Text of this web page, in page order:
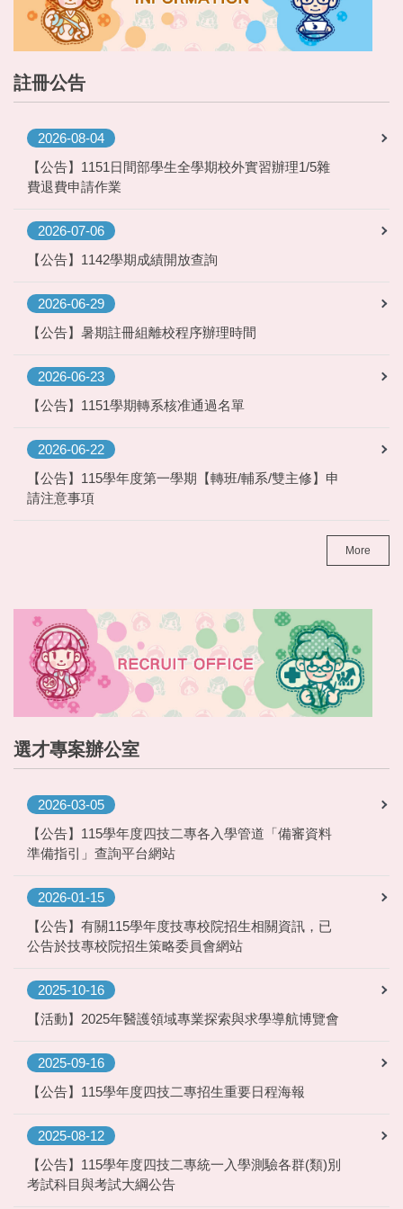
註冊公告
2026-08-04
【公告】1151日間部學生全學期校外實習辦理1/5雜
費退費申請作業
2026-07-06
【公告】1142學期成績開放查詢
2026-06-29
【公告】暑期註冊組離校程序辦理時間
2026-06-23
【公告】1151學期轉系核准通過名單
2026-06-22
【公告】115學年度第一學期【轉班/輔系/雙主修】申
請注意事項
More
選才專案辦公室
2026-03-05
【公告】115學年度四技二專各入學管道「備審資料
準備指引」查詢平台網站
2026-01-15
【公告】有關115學年度技專校院招生相關資訊，已
公告於技專校院招生策略委員會網站
2025-10-16
【活動】2025年醫護領域專業探索與求學導航博覽會
2025-09-16
【公告】115學年度四技二專招生重要日程海報
2025-08-12
【公告】115學年度四技二專統一入學測驗各群(類)別
考試科目與考試大綱公告